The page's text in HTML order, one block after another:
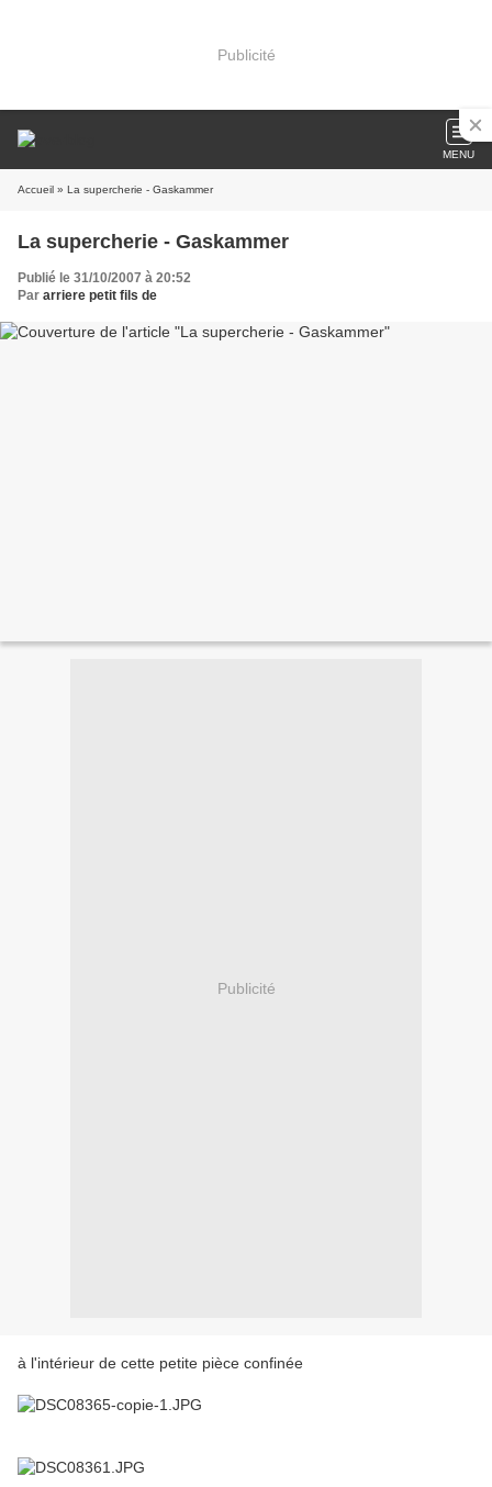
Publicité
MENU
Accueil » La supercherie - Gaskammer
La supercherie - Gaskammer
Publié le 31/10/2007 à 20:52
Par arriere petit fils de
Publicité
à l'intérieur de cette petite pièce confinée